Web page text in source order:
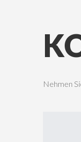
Nehmen